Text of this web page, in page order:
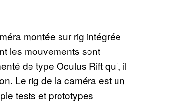
montée sur rig intégrée
les mouvements sont
de type Oculus Rift qui, il
Le rig de la caméra est un
tests et prototypes